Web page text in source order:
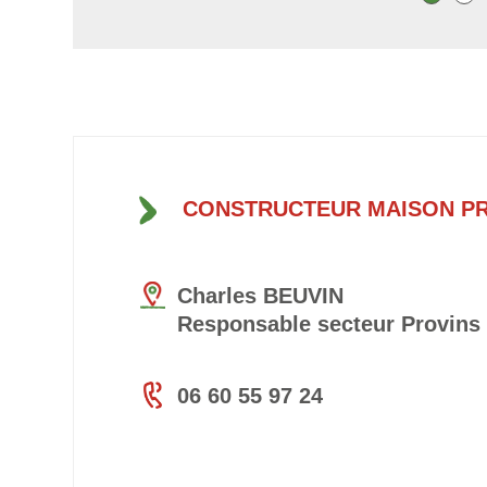
CONSTRUCTEUR MAISON
Charles BEUVIN
Responsable secteur Provins
06 60 55 97 24